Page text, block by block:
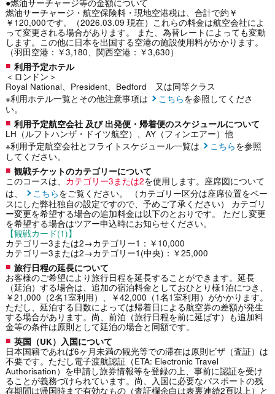
●燃油サーチャージ等の金額について
燃油サーチャージ・航空保険料・現地空港税は、合計で約￥
￥120,000です。（2026.03.09 現在）これらの料金は航空会社によ
って変更される場合があります。 また、為替レートによっても変動
します。この他に日本を出国する空港の施設使用料がかかります。
（羽田空港：￥3,180、関西空港：￥3,630）
利用予定ホテル
＜ロンドン＞
Royal National、President、Bedford 又は同等クラス
※利用ホテル一覧とその他注意事項は
こちらを参照してくださ
い。
利用予定航空会社 及び 出発便・帰着便のスケジュールについて
LH（ルフトハンザ・ドイツ航空）、AY（フィンエアー）他
※利用予定航空会社とフライトスケジュール一覧は
こちらを参照
してください。
観戦チケットのカテゴリーについて
このコースは、 カテゴリー3または2を使用します。座席図について
は、
こちらをご覧ください。 （カテゴリー区分は座席位置をベー
スにした弊社独自の設定ですので、予めご了承ください） カテゴリ
ー変更を希望する場合の追加料金は以下のとおりです。 ただし変更
を希望する場合はツアー申込時にお知らせください。
【観戦カード(1)】
カテゴリー3または2→カテゴリー1：￥10,000
カテゴリー3または2→カテゴリー1(中央)：￥25,000
旅行日程の延長について
お客様のご希望により旅行日程を延長することができます。延長
（延泊）する場合は、追加の宿泊料金としておひとり様1泊につき、
￥21,000（2名1室利用）、￥42,000（1名1室利用）がかかります。
ただし、延泊する日数によっては帰着日による航空券の差額が発生
する場合があります。尚、前泊（旅行日程を前に延ばす）も追加料
金等の条件は原則として延泊の場合と同額です。
英国（UK）入国について
日本国籍であれば6ヶ月未満の観光等での滞在は原則ビザ（査証）は
不要です。ただし電子渡航認証（ETA: Electronic Travel
Authorisation）を申請し旅券情報等を登録の上、事前に認証を受け
ることが義務づけられています。尚、入国に必要なパスポートの残
存期間は帰国時まで有効なもの（査証欄余白は表裏連続2頁以上）と